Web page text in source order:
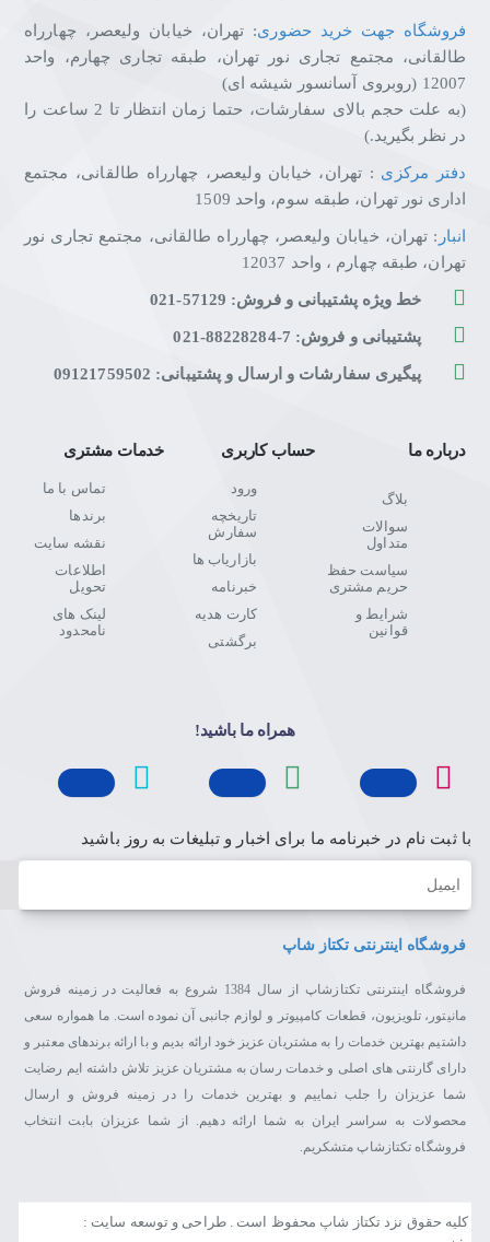
فروشگاه جهت خرید حضوری: تهران، خیابان ولیعصر، چهارراه
طالقانی، مجتمع تجاری نور تهران، طبقه تجاری چهارم، واحد
12007 (روبروی آسانسور شیشه ای)
(به علت حجم بالای سفارشات، حتما زمان انتظار تا 2 ساعت را
در نظر بگیرید.)
دفتر مرکزی : تهران، خیابان ولیعصر، چهارراه طالقانی، مجتمع
اداری نور تهران، طبقه سوم، واحد 1509
انبار : تهران، خیابان ولیعصر، چهارراه طالقانی، مجتمع تجاری نور
تهران، طبقه چهارم ، واحد 12037
خط ویژه پشتیبانی و فروش: 57129-021
پشتیبانی و فروش: 7-88228284-021
پیگیری سفارشات و ارسال و پشتیبانی: 09121759502
درباره ما
بلاگ
سوالات
متداول
سیاست حفظ
حریم مشتری
شرایط و
قوانین
حساب کاربری
ورود
تاریخچه
سفارش
بازاریاب ها
خبرنامه
کارت هدیه
برگشتی
خدمات مشتری
تماس با ما
برندها
نقشه سایت
اطلاعات
تحویل
لینک های
نامحدود
همراه ما باشید!
با ثبت نام در خبرنامه ما برای اخبار و تبلیغات به روز باشید
ایمیل
فروشگاه اینترنتی تکتاز شاپ
فروشگاه اینترنتی تکتازشاپ از سال 1384 شروع به فعالیت در زمینه فروش
مانیتور، تلویزیون، قطعات کامپیوتر و لوازم جانبی آن نموده است. ما همواره سعی
داشتیم بهترین خدمات را به مشتریان عزیز خود ارائه بدیم و با ارائه برندهای معتبر و
دارای گارنتی های اصلی و خدمات رسان به مشتریان عزیز تلاش داشته ایم رضایت
شما عزیزان را جلب نماییم و بهترین خدمات را در زمینه فروش و ارسال
محصولات به سراسر ایران به شما ارائه دهیم. از شما عزیزان بابت انتخاب
فروشگاه تکتازشاپ متشکریم.
کلیه حقوق نزد تکتاز شاپ محفوظ است . طراحی و توسعه سایت :